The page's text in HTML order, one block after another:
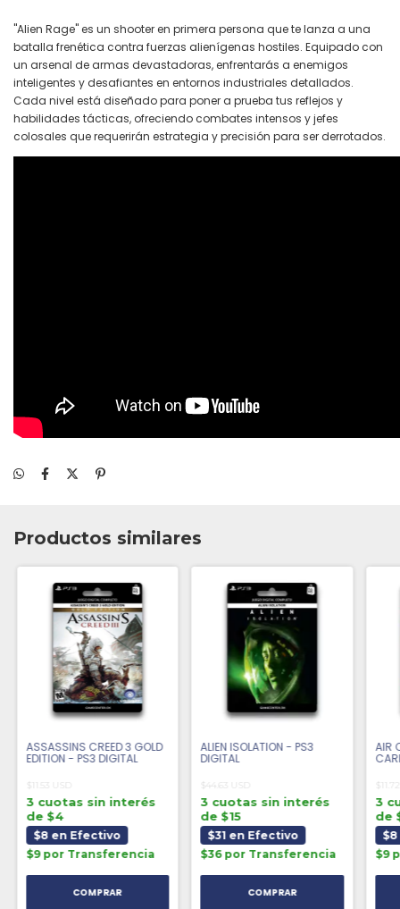
"Alien Rage" es un shooter en primera persona que te lanza a una
batalla frenética contra fuerzas alienígenas hostiles. Equipado con
un arsenal de armas devastadoras, enfrentarás a enemigos
inteligentes y desafiantes en entornos industriales detallados.
Cada nivel está diseñado para poner a prueba tus reflejos y
habilidades tácticas, ofreciendo combates intensos y jefes
colosales que requerirán estrategia y precisión para ser derrotados.
Productos similares
ASSASSINS CREED 3 GOLD
EDITION - PS3 DIGITAL
$11.53 USD
3 cuotas sin interés
de $4
$8 en Efectivo
$9 por Transferencia
ALIEN ISOLATION - PS3
DIGITAL
$44.63 USD
3 cuotas sin interés
de $15
$31 en Efectivo
$36 por Transferencia
AIR
3
de
$9